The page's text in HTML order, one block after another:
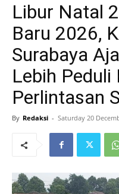
Libur Natal
Baru 2026,
Surabaya
Lebih
Perlintasan
By Redaksi - Saturday 20